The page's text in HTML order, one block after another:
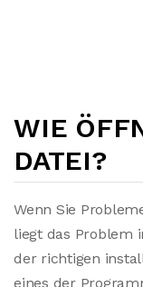
WIE
DATEI?
Wenn Sie
liegt das Problem
der richtigen
eines der